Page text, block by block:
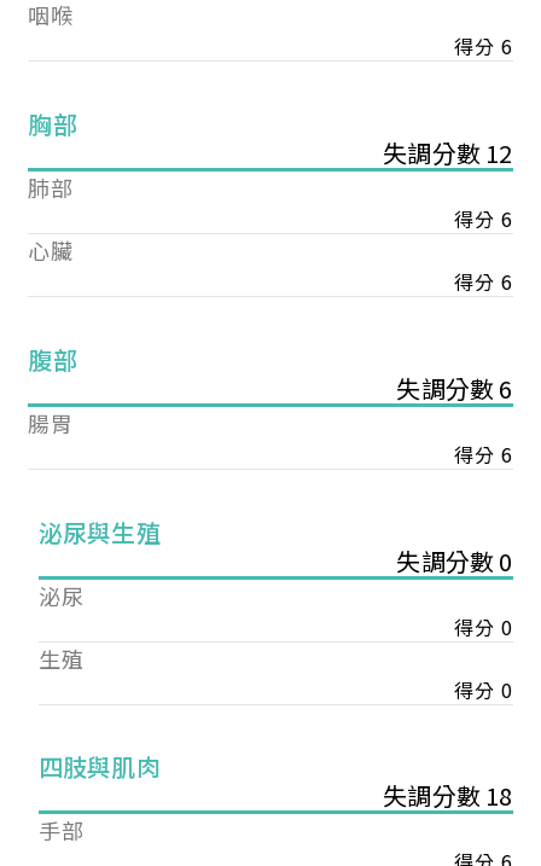
咽喉
得分 6
胸部
失調分數 12
肺部
得分 6
心臟
得分 6
腹部
失調分數 6
腸胃
得分 6
泌尿與生殖
失調分數 0
泌尿
得分 0
生殖
得分 0
四肢與肌肉
失調分數 18
手部
您已成功送出會員申請
您好，您的會員申請，已成功送出，經本協會理事
會審核通過後即通知您進行繳費，繳費資訊如下